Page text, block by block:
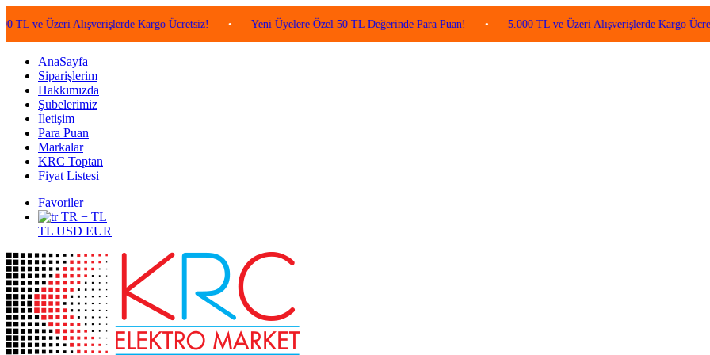
Alışverişlerde Kargo Ücretsiz! • Yeni Üyelere Özel 50 TL Değerinde Para Puan! • 5.000 TL ve Üzeri Alışverişlerde Kargo Ücretsiz! •
AnaSayfa
Siparişlerim
Hakkımızda
Şubelerimiz
İletişim
Para Puan
Markalar
KRC Toptan
Fiyat Listesi
Favoriler
TR − TL
TL USD EUR